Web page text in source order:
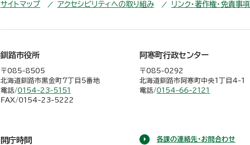
サイトマップ アクセシビリティへの取り組み リンク・著作権・免責事項
釧路市役所
〒085-8505
北海道釧路市黒金町7丁目5番地
電話/0154-23-5151
FAX/0154-23-5222
阿寒町行政センター
〒085-0292
北海道釧路市阿寒町中央1丁目4-1
電話/0154-66-2121
開庁時間 各課の連絡先・お問合わせ